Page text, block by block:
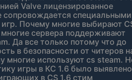
Valve лицензированное
сопровождается специальными
Почему многие выбирают
сервера поддерживают
Да все только потому что до
в безопасности от читеров
многие используют cs steam.
игры в КС 1.6 было выявлено
в CS 1.6 стим